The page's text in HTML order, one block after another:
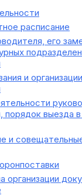
расписание
его
и
порядок выезда
и
организации